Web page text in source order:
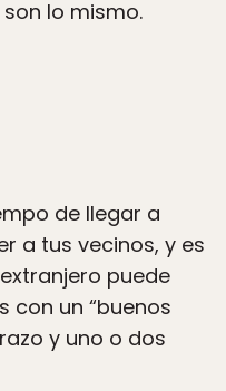
lo mismo.
de llegar a
a tus vecinos, y es
puede
con un “buenos
y uno o dos